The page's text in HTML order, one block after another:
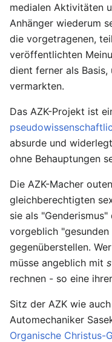
medialen Aktivitäten
Anhänger wiederum
die vorgetragenen,
veröffentlichten
dient ferner als
vermarkten.
Das AZK-Projekt ist
absurde und
ohne Behauptungen
Die AZK-Macher
gleichberechtigten
sie als
vorgeblich
gegenüberstellen.
müsse angeblich mit
rechnen - so eine
Sitz der AZK wie
Automechaniker
Organische Christus-